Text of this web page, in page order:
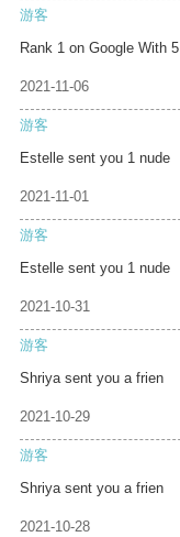
游客
Rank 1 on Google With 5
2021-11-06
游客
Estelle sent you 1 nude
2021-11-01
游客
Estelle sent you 1 nude
2021-10-31
游客
Shriya sent you a frien
2021-10-29
游客
Shriya sent you a frien
2021-10-28